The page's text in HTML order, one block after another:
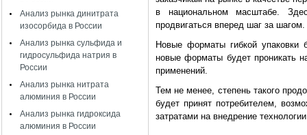
Анализ рынка динитрата
изосорбида в России
Анализ рынка сульфида и
гидросульфида натрия в
России
Анализ рынка нитрата
алюминия в России
Анализ рынка гидроксида
алюминия в России
в национальном масштабе.
продвигаться вперед шаг за шагом.
Новые форматы гибкой упаковки
новые форматы будет проникать
применений.
Тем не менее, степень такого
будет принят потребителем,
затратами на внедрение